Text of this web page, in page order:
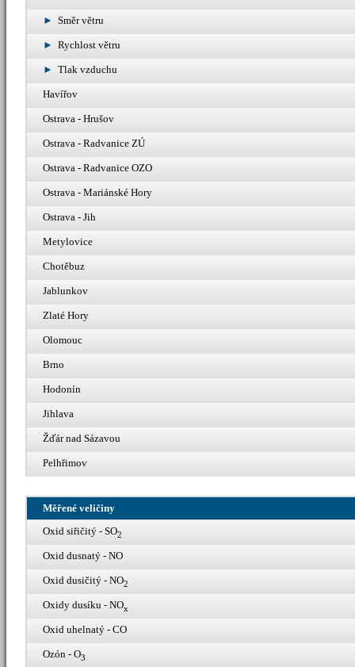
Směr větru
Rychlost větru
Tlak vzduchu
Havířov
Ostrava - Hrušov
Ostrava - Radvanice ZÚ
Ostrava - Radvanice OZO
Ostrava - Mariánské Hory
Ostrava - Jih
Metylovice
Chotěbuz
Jablunkov
Zlaté Hory
Olomouc
Brno
Hodonín
Jihlava
Žďár nad Sázavou
Pelhřimov
Měřené veličiny
Oxid siřičitý - SO2
Oxid dusnatý - NO
Oxid dusičitý - NO2
Oxidy dusíku - NOx
Oxid uhelnatý - CO
Ozón - O3